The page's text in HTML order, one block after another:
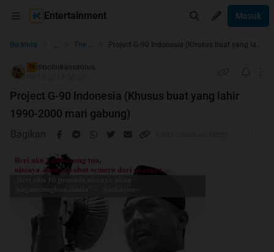
Entertainment Masuk
Beranda ... The Lounge
TS dinobukansaurus
Project G-90 Indonesia (Khusus buat yang lahir
1990-2000 mari gabung)
Bagikan